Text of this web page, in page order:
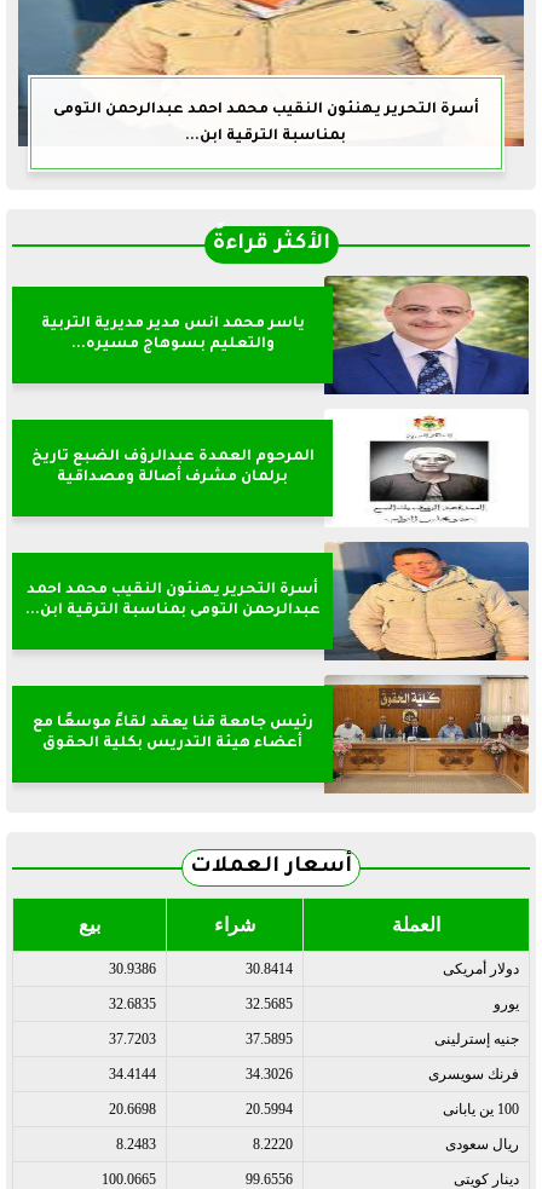
أسرة التحرير يهنئون النقيب محمد احمد عبدالرحمن التومى
بمناسبة الترقية ابن...
الأكثر قراءةً
ياسر محمد انس مدير مديرية التربية
والتعليم بسوهاج مسيره...
المرحوم العمدة عبدالرؤف الضبع تاريخ
برلمان مشرف أصالة ومصداقية
أسرة التحرير يهنئون النقيب محمد احمد
عبدالرحمن التومى بمناسبة الترقية ابن...
رئيس جامعة قنا يعقد لقاءً موسعًا مع
أعضاء هيئة التدريس بكلية الحقوق
أسعار العملات
العملة شراء بيع
دولار أمريكى 30.8414
30.9386
يورو 32.5685
32.6835
جنيه إسترلينى 37.5895
37.7203
فرنك سويسرى 34.3026
34.4144
100 ين يابانى 20.5994
20.6698
ريال سعودى 8.2220
8.2483
دينار كويتى 99.6556
100.0665